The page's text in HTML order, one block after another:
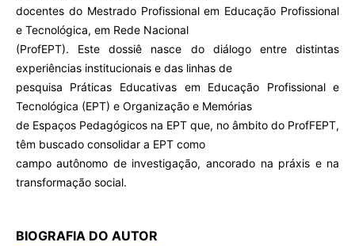
docentes do Mestrado Profissional em Educação Profissional
e Tecnológica, em Rede Nacional
(ProfEPT). Este dossiê nasce do diálogo entre distintas
experiências institucionais e das linhas de
pesquisa Práticas Educativas em Educação Profissional e
Tecnológica (EPT) e Organização e Memórias
de Espaços Pedagógicos na EPT que, no âmbito do ProfFEPT,
têm buscado consolidar a EPT como
campo autônomo de investigação, ancorado na práxis e na
transformação social.
BIOGRAFIA DO AUTOR